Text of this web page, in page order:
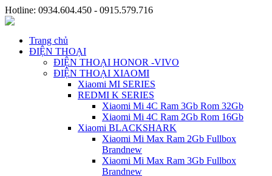
Hotline: 0934.604.450 - 0915.579.716
Trang chủ
ĐIỆN THOẠI
ĐIỆN THOẠI HONOR -VIVO
ĐIỆN THOẠI XIAOMI
Xiaomi MI SERIES
REDMI K SERIES
Xiaomi Mi 4C Ram 3Gb Rom 32Gb
Xiaomi Mi 4C Ram 2Gb Rom 16Gb
Xiaomi BLACKSHARK
Xiaomi Mi Max Ram 2Gb Fullbox
Brandnew
Xiaomi Mi Max Ram 3Gb Fullbox
Brandnew